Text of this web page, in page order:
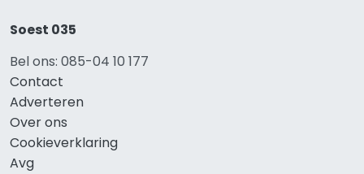
Soest 035
Bel ons: 085-04 10 177
Contact
Adverteren
Over ons
Cookieverklaring
Avg